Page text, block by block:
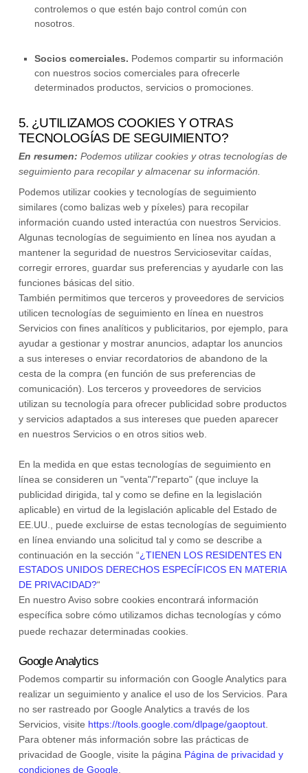
controlemos o que estén bajo control común con
nosotros.
Socios comerciales. Podemos compartir su información
con nuestros socios comerciales para ofrecerle
determinados productos, servicios o promociones.
5. ¿UTILIZAMOS COOKIES Y OTRAS
TECNOLOGÍAS DE SEGUIMIENTO?
En resumen: Podemos utilizar cookies y otras tecnologías de
seguimiento para recopilar y almacenar su información.
Podemos utilizar cookies y tecnologías de seguimiento
similares (como balizas web y píxeles) para recopilar
información cuando usted interactúa con nuestros Servicios.
Algunas tecnologías de seguimiento en línea nos ayudan a
mantener la seguridad de nuestros Serviciosevitar caídas,
corregir errores, guardar sus preferencias y ayudarle con las
funciones básicas del sitio.
También permitimos que terceros y proveedores de servicios
utilicen tecnologías de seguimiento en línea en nuestros
Servicios con fines analíticos y publicitarios, por ejemplo, para
ayudar a gestionar y mostrar anuncios, adaptar los anuncios
a sus intereses o enviar recordatorios de abandono de la
cesta de la compra (en función de sus preferencias de
comunicación). Los terceros y proveedores de servicios
utilizan su tecnología para ofrecer publicidad sobre productos
y servicios adaptados a sus intereses que pueden aparecer
en nuestros Servicios o en otros sitios web.
En la medida en que estas tecnologías de seguimiento en
línea se consideren un "venta"/"reparto"(que incluye la
publicidad dirigida, tal y como se define en la legislación
aplicable) en virtud de la legislación aplicable del Estado de
EE.UU., puede excluirse de estas tecnologías de seguimiento
en línea enviando una solicitud tal y como se describe a
continuación en la sección “¿TIENEN LOS RESIDENTES EN
ESTADOS UNIDOS DERECHOS ESPECÍFICOS EN MATERIA
DE PRIVACIDAD?“
En nuestro Aviso sobre cookies encontrará información
específica sobre cómo utilizamos dichas tecnologías y cómo
puede rechazar determinadas cookies.
Google Analytics
Podemos compartir su información con Google Analytics para
realizar un seguimiento y analice el uso de los Servicios. Para
no ser rastreado por Google Analytics a través de los
Servicios, visite https://tools.google.com/dlpage/gaoptout.
Para obtener más información sobre las prácticas de
privacidad de Google, visite la página Página de privacidad y
condiciones de Google.